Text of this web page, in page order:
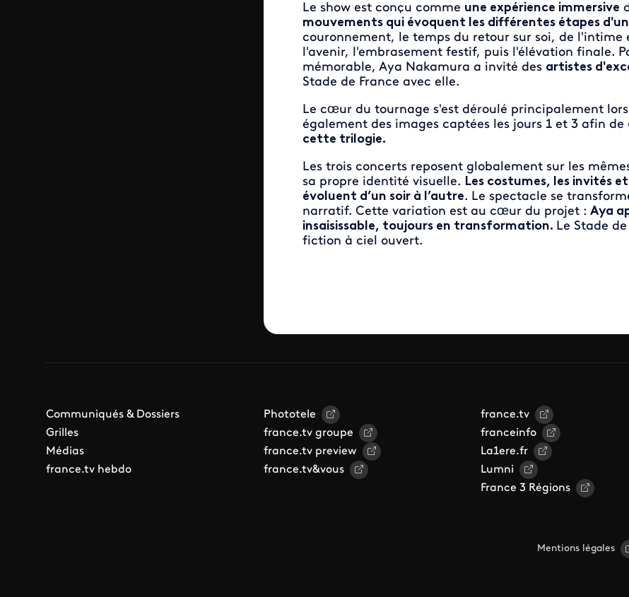
Le show est conçu comme une expérience immersive
mouvements qui évoquent les différentes étapes
couronnement, le temps du retour sur soi, de l'intime
l'avenir, l'embrasement festif, puis l'élévation finale.
mémorable, Aya Nakamura a invité des artistes
Stade de France avec elle.
Le cœur du tournage s'est déroulé principalement
également des images captées les jours 1 et 3 afin de
cette trilogie.
Les trois concerts reposent globalement sur les
sa propre identité visuelle. Les costumes, les invités
évoluent d’un soir à l’autre. Le spectacle se
narratif. Cette variation est au cœur du projet : Aya
insaisissable, toujours en transformation. Le Stade
fiction à ciel ouvert.
Communiqués & Dossiers
Grilles
Médias
france.tv hebdo
Phototele
france.tv groupe
france.tv preview
france.tv&vous
france.tv
franceinfo
La1ere.fr
Lumni
France 3 Régions
Mentions légales